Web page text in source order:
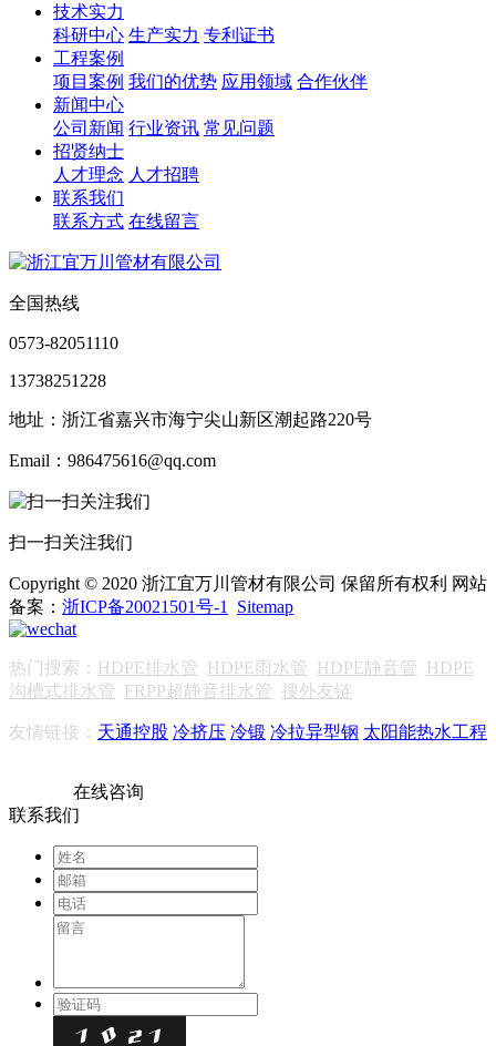
技术实力
科研中心 生产实力 专利证书
工程案例
项目案例 我们的优势 应用领域 合作伙伴
新闻中心
公司新闻 行业资讯 常见问题
招贤纳士
人才理念 人才招聘
联系我们
联系方式 在线留言
全国热线
0573-82051110
13738251228
地址：浙江省嘉兴市海宁尖山新区潮起路220号
Email：986475616@qq.com
扫一扫关注我们
Copyright © 2020 浙江宜万川管材有限公司 保留所有权利 网站
备案： 浙ICP备20021501号-1 Sitemap
热门搜索： HDPE排水管 HDPE雨水管 HDPE静音管 HDPE
沟槽式排水管 FRPP超静音排水管 搜外友链
友情链接： 天通控股 冷挤压 冷锻 冷拉异型钢 太阳能热水工程
在线咨询
联系我们